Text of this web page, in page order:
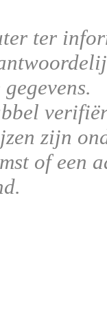
ter
zijn
of een